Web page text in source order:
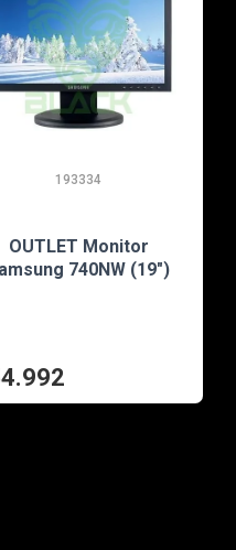
193334
OUTLET Monitor
740NW (19")